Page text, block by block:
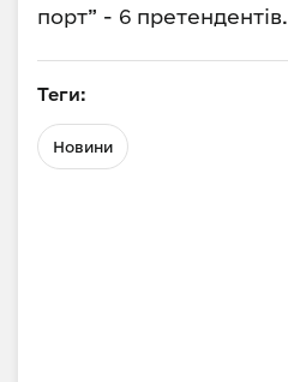
порт” - 6 претендентів.
Теги:
Новини